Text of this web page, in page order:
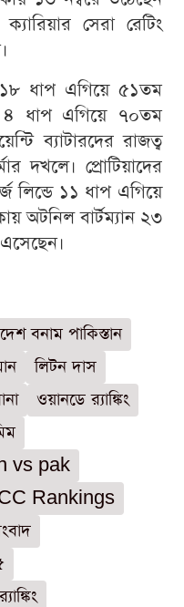
সেরা রেটিং
১৮ ধাপ এগিয়ে ৫১তম
৪ ধাপ এগিয়ে ৭০তম
ব্যাটারদের রাজত্ব
দখলে। প্রোটিয়াদের
লিন্ডে ১১ ধাপ এগিয়ে
অটনিল বার্টম্যান ২৩
বনাম পাকিস্তান
লিটন দাস
ওয়ানডে র‍্যাঙ্কিং
vs pak
Rankings